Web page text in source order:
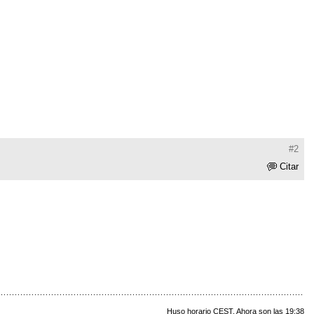
#2
Citar
Huso horario CEST. Ahora son las 19:38